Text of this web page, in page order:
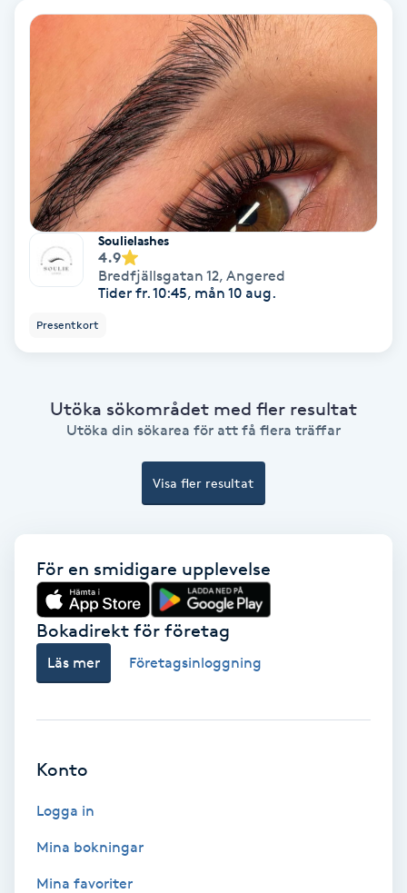
Ansiktsbehandling djuprengörande
Balayage
Bambumassage
Barber
Barnklippning
Brynplockning
Bröllopsuppsättning
Celluliter
Coachning
Color correction
Cryoterapi
Soulielashes
4.9
Bredfjällsgatan 12, Angered
Tider fr. 10:45, mån 10 aug.
Presentkort
Utöka sökområdet med fler resultat
Utöka din sökarea för att få flera träffar
Visa fler resultat
För en smidigare upplevelse
Bokadirekt för företag
Läs mer Företagsinloggning
Konto
Logga in
Mina bokningar
Mina favoriter